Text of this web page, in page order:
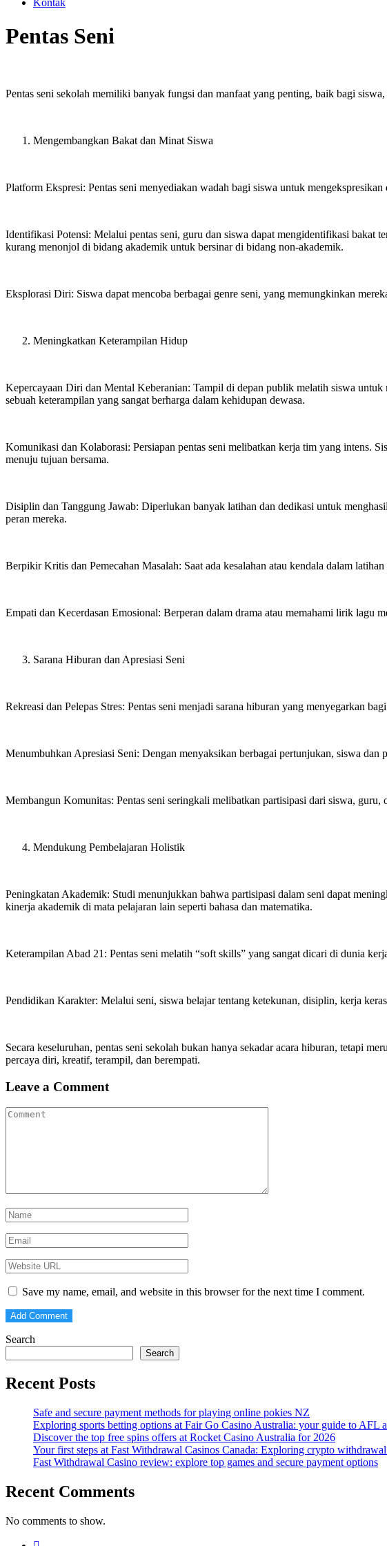
Kontak
Pentas Seni
Pentas seni sekolah memiliki banyak fungsi dan manfaat yang penting, baik bagi
Mengembangkan Bakat dan Minat Siswa
Platform Ekspresi: Pentas seni menyediakan wadah bagi siswa untuk
Identifikasi Potensi: Melalui pentas seni, guru dan siswa dapat mengidentifikasi bakat
kurang menonjol di bidang akademik untuk bersinar di bidang non-akademik.
Eksplorasi Diri: Siswa dapat mencoba berbagai genre seni, yang memungkinkan
Meningkatkan Keterampilan Hidup
Kepercayaan Diri dan Mental Keberanian: Tampil di depan publik melatih siswa
sebuah keterampilan yang sangat berharga dalam kehidupan dewasa.
Komunikasi dan Kolaborasi: Persiapan pentas seni melibatkan kerja tim yang intens.
menuju tujuan bersama.
Disiplin dan Tanggung Jawab: Diperlukan banyak latihan dan dedikasi untuk
peran mereka.
Berpikir Kritis dan Pemecahan Masalah: Saat ada kesalahan atau kendala dalam
Empati dan Kecerdasan Emosional: Berperan dalam drama atau memahami lirik lagu
Sarana Hiburan dan Apresiasi Seni
Rekreasi dan Pelepas Stres: Pentas seni menjadi sarana hiburan yang menyegarkan
Menumbuhkan Apresiasi Seni: Dengan menyaksikan berbagai pertunjukan, siswa dan
Membangun Komunitas: Pentas seni seringkali melibatkan partisipasi dari siswa, guru,
Mendukung Pembelajaran Holistik
Peningkatan Akademik: Studi menunjukkan bahwa partisipasi dalam seni dapat
kinerja akademik di mata pelajaran lain seperti bahasa dan matematika.
Keterampilan Abad 21: Pentas seni melatih “soft skills” yang sangat dicari di dunia
Pendidikan Karakter: Melalui seni, siswa belajar tentang ketekunan, disiplin, kerja
Secara keseluruhan, pentas seni sekolah bukan hanya sekadar acara hiburan, tetapi
percaya diri, kreatif, terampil, dan berempati.
Leave a Comment
Save my name, email, and website in this browser for the next time I comment.
Search
Search
Recent Posts
Safe and secure payment methods for playing online pokies NZ
Exploring sports betting options at Fair Go Casino Australia: your guide to AFL
Discover the top free spins offers at Rocket Casino Australia for 2026
Your first steps at Fast Withdrawal Casinos Canada: Exploring crypto
Fast Withdrawal Casino review: explore top games and secure payment options
Recent Comments
No comments to show.